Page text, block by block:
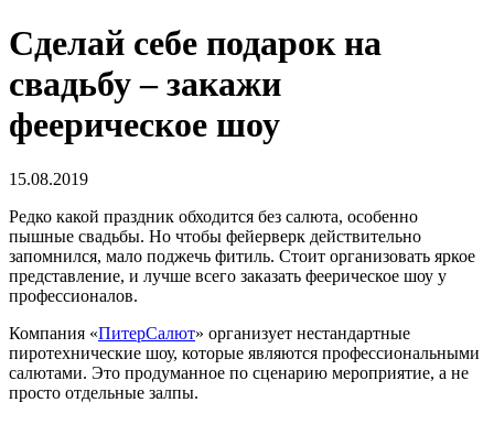
Сделай себе подарок на
свадьбу – закажи
феерическое шоу
15.08.2019
Редко какой праздник обходится без салюта, особенно
пышные свадьбы. Но чтобы фейерверк действительно
запомнился, мало поджечь фитиль. Стоит организовать яркое
представление, и лучше всего заказать феерическое шоу у
профессионалов.
Компания «ПитерСалют» организует нестандартные
пиротехнические шоу, которые являются профессиональными
салютами. Это продуманное по сценарию мероприятие, а не
просто отдельные залпы.